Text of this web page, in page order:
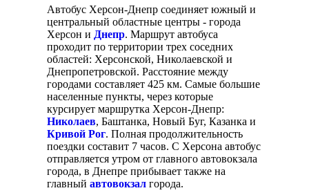
Автобус Херсон-Днепр соединяет южный и
центральный областные центры - города
Херсон и Днепр. Маршрут автобуса
проходит по территории трех соседних
областей: Херсонской, Николаевской и
Днепропетровской. Расстояние между
городами составляет 425 км. Самые большие
населенные пункты, через которые
курсирует маршрутка Херсон-Днепр:
Николаев, Баштанка, Новый Буг, Казанка и
Кривой Рог. Полная продолжительность
поездки составит 7 часов. С Херсона автобус
отправляется утром от главного автовокзала
города, в Днепре прибывает также на
главныйавтовокзал города.